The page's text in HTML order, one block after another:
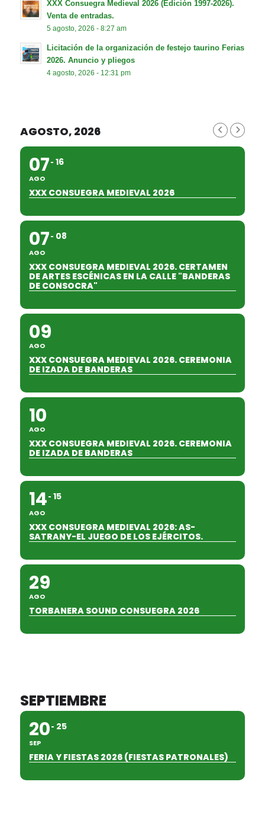
XXX Consuegra Medieval 2026 (Edición 1997-2026).
Venta de entradas.
5 agosto, 2026 - 8:27 am
Licitación de la organización de festejo taurino Ferias
2026. Anuncio y pliegos
4 agosto, 2026 - 12:31 pm
AGOSTO, 2026
07
AGO
16
XXX CONSUEGRA MEDIEVAL 2026
07
AGO
08
XXX CONSUEGRA MEDIEVAL 2026. CERTAMEN
DE ARTES ESCÉNICAS EN LA CALLE "BANDERAS
DE CONSOCRA"
09
AGO
XXX CONSUEGRA MEDIEVAL 2026. CEREMONIA
DE IZADA DE BANDERAS
10
AGO
XXX CONSUEGRA MEDIEVAL 2026. CEREMONIA
DE IZADA DE BANDERAS
14
AGO
15
XXX CONSUEGRA MEDIEVAL 2026: AS-
SATRANY-EL JUEGO DE LOS EJÉRCITOS.
29
AGO
TORBANERA SOUND CONSUEGRA 2026
SEPTIEMBRE
20
SEP
25
FERIA Y FIESTAS 2026 (FIESTAS PATRONALES)